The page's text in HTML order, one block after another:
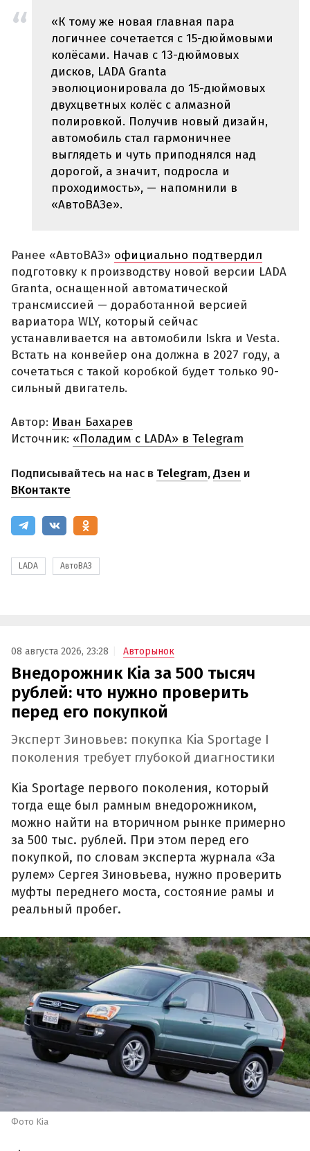
«К тому же новая главная пара
логичнее сочетается с 15-дюймовыми
колёсами. Начав с 13-дюймовых
дисков, LADA Granta
эволюционировала до 15-дюймовых
двухцветных колёс с алмазной
полировкой. Получив новый дизайн,
автомобиль стал гармоничнее
выглядеть и чуть приподнялся над
дорогой, а значит, подросла и
проходимость», — напомнили в
«АвтоВАЗе».
Ранее «АвтоВАЗ» официально подтвердил
подготовку к производству новой версии LADA
Granta, оснащенной автоматической
трансмиссией — доработанной версией
вариатора WLY, который сейчас
устанавливается на автомобили Iskra и Vesta.
Встать на конвейер она должна в 2027 году, а
сочетаться с такой коробкой будет только 90-
сильный двигатель.
Автор: Иван Бахарев
Источник: «Поладим с LADA» в Telegram
Подписывайтесь на нас в Telegram,Дзен и
ВКонтакте
LADA АвтоВАЗ
08 августа 2026, 23:28 Авторынок
Внедорожник Kia за 500 тысяч
рублей: что нужно проверить
перед его покупкой
Эксперт Зиновьев: покупка Kia Sportage I
поколения требует глубокой диагностики
Kia Sportage первого поколения, который
тогда еще был рамным внедорожником,
можно найти на вторичном рынке примерно
за 500 тыс. рублей. При этом перед его
покупкой, по словам эксперта журнала «За
рулем» Сергея Зиновьева, нужно проверить
муфты переднего моста, состояние рамы и
реальный пробег.
Фото Kia